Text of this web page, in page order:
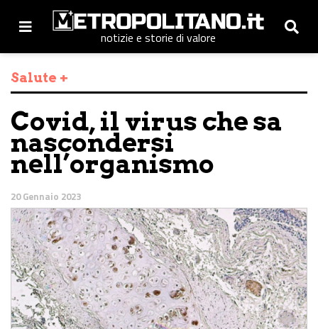
notizie e storie di valore
Salute +
Covid, il virus che sa
nascondersi
nell’organismo
20 Gennaio 2023